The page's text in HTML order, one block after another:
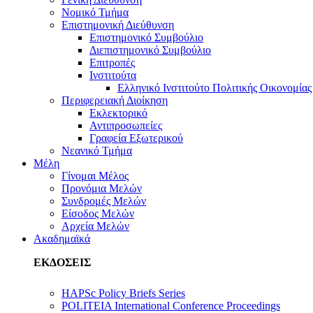
Νομικό Τμήμα
Επιστημονική Διεύθυνση
Επιστημονικό Συμβούλιο
Διεπιστημονικό Συμβούλιο
Επιτροπές
Ινστιτούτα
Ελληνικό Ινστιτούτο Πολιτικής
Περιφερειακή Διοίκηση
Εκλεκτορικό
Αντιπροσωπείες
Γραφεία Εξωτερικού
Νεανικό Τμήμα
Μέλη
Γίνομαι Μέλος
Προνόμια Μελών
Συνδρομές Μελών
Είσοδος Μελών
Αρχεία Μελών
Ακαδημαϊκά
ΕΚΔΟΣΕΙΣ
HAPSc Policy Briefs Series
POLITEIA International Conference Proceedings